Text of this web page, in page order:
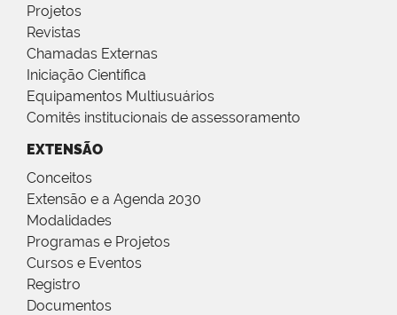
Projetos
Revistas
Chamadas Externas
Iniciação Científica
Equipamentos Multiusuários
Comitês institucionais de assessoramento
EXTENSÃO
Conceitos
Extensão e a Agenda 2030
Modalidades
Programas e Projetos
Cursos e Eventos
Registro
Documentos